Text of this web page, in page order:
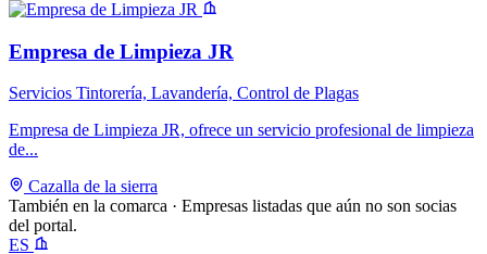
Empresa de Limpieza JR
Servicios Tintorería, Lavandería, Control de Plagas
Empresa de Limpieza JR, ofrece un servicio profesional de limpieza
de...
Cazalla de la sierra
También en la comarca · Empresas listadas que aún no son socias
del portal.
ES